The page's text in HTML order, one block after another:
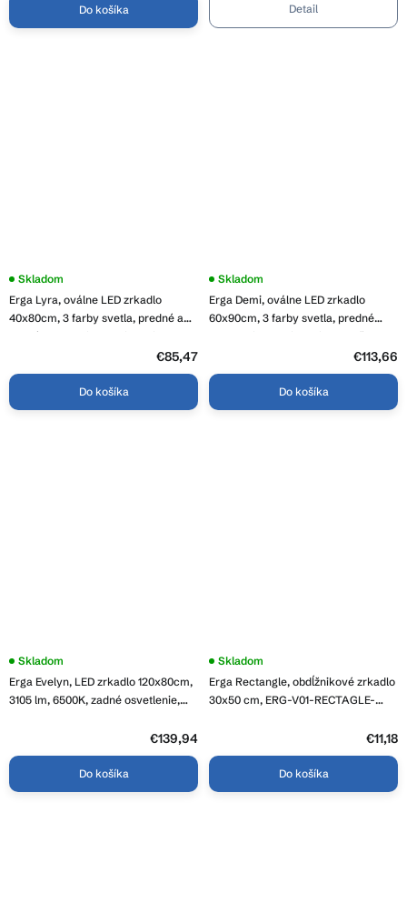
Do košíka Detail
Erga Lyra, oválne LED zrkadlo
40x80cm, 3 farby svetla, predné a
zadné osvetlenie, vyhrievacia
podložka proti zapareniu, ERG-V01-
LYRA-4080-CL
Skladom
€85,47
Do košíka
Erga Demi, oválne LED zrkadlo
60x90cm, 3 farby svetla, predné
osvetlenie, vyhrievacia podložka
proti zapareniu, ERG-V01-Demi-
6090-CL
Priemerné
produktu
je
Skladom
€113,66
Do košíka
Erga Evelyn, LED zrkadlo 120x80cm,
3105 lm, 6500K, zadné osvetlenie,
Skladom
€139,94
Do košíka
Erga Rectangle, obdĺžnikové zrkadlo
30x50 cm, ERG-V01-RECTAGLE-
Skladom
€11,18
Do košíka